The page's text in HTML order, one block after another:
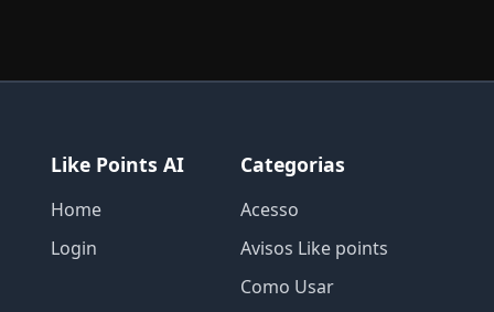
Like Points AI
Home
Login
Categorias
Acesso
Avisos Like points
Como Usar